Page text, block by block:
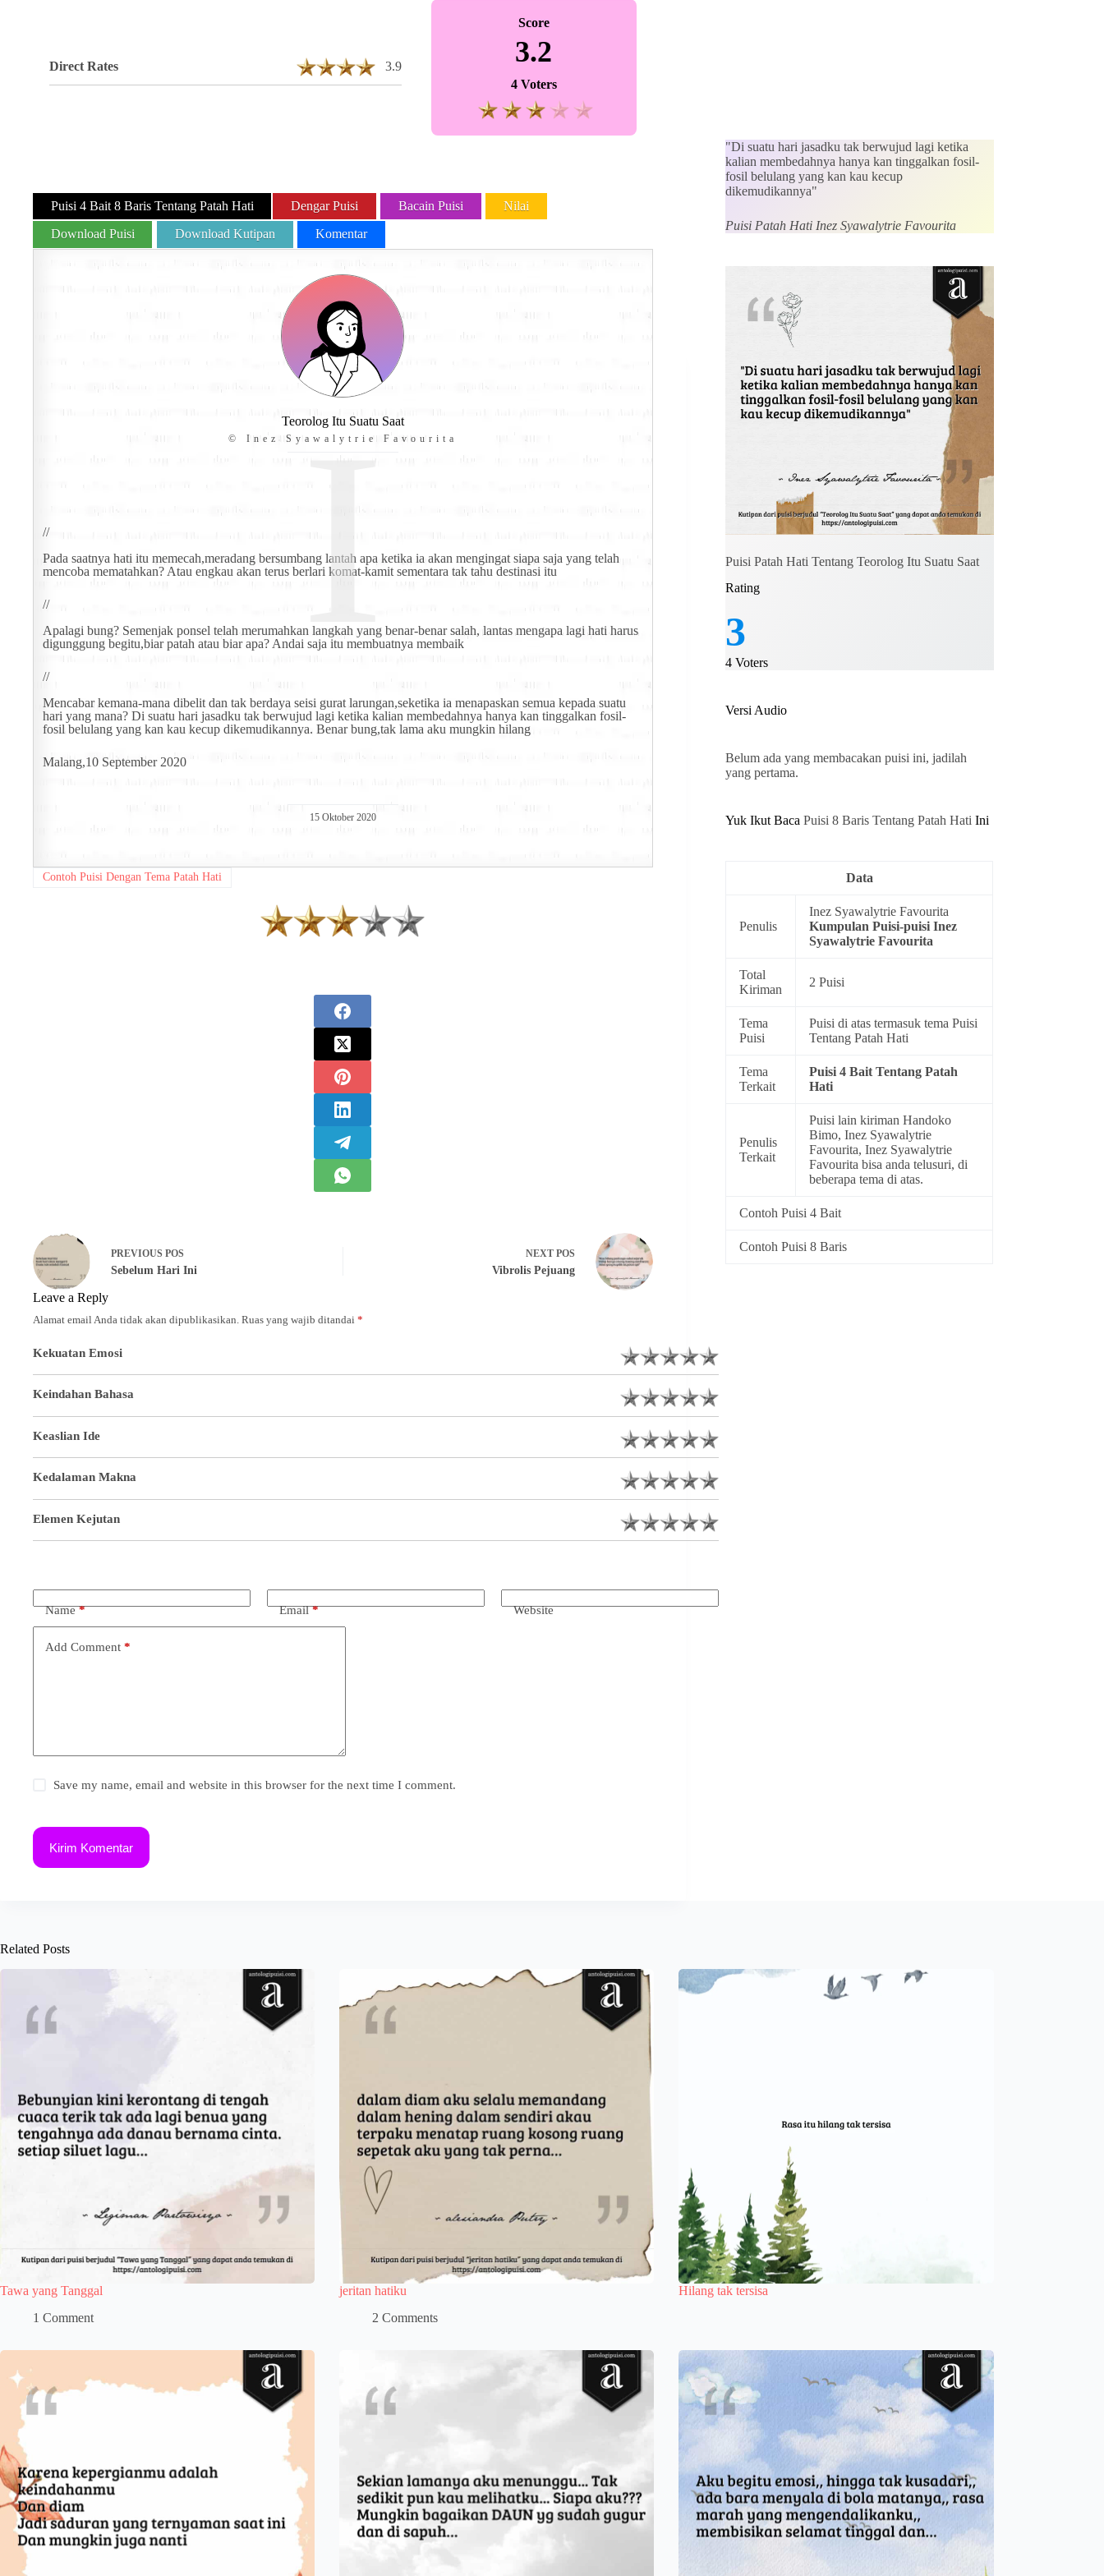
Direct Rates 3.9
Score
3.2
4 Voters
Puisi 4 Bait 8 Baris Tentang Patah Hati Dengar Puisi Bacain Puisi Nilai
Download Puisi Download Kutipan Komentar
I
Teorolog Itu Suatu Saat
© Inez Syawalytrie Favourita
//
Pada saatnya hati itu memecah,meradang bersumbang lantah apa ketika ia akan mengingat siapa saja yang telah
mencoba mematahkan? Atau engkau akan terus berlari komat-kamit sementara tak tahu destinasi itu
//
Apalagi bung? Semenjak ponsel telah merumahkan langkah yang benar-benar salah, lantas mengapa lagi hati harus
digunggung begitu,biar patah atau biar apa? Andai saja itu membuatnya membaik
//
Mencabar kemana-mana dibelit dan tak berdaya seisi gurat larungan,seketika ia menapaskan semua kepada suatu
hari yang mana? Di suatu hari jasadku tak berwujud lagi ketika kalian membedahnya hanya kan tinggalkan fosil-
fosil belulang yang kan kau kecup dikemudikannya. Benar bung,tak lama aku mungkin hilang
Malang,10 September 2020
15 Oktober 2020
Contoh Puisi Dengan Tema Patah Hati
PREVIOUS POS
Sebelum Hari Ini
NEXT POS
Vibrolis Pejuang
Leave a Reply
Alamat email Anda tidak akan dipublikasikan. Ruas yang wajib ditandai *
Kekuatan Emosi
Keindahan Bahasa
Keaslian Ide
Kedalaman Makna
Elemen Kejutan
Name* Email* Website
Add Comment *
Save my name, email and website in this browser for the next time I comment.
Kirim Komentar
"Di suatu hari jasadku tak berwujud lagi ketika
kalian membedahnya hanya kan tinggalkan fosil-
fosil belulang yang kan kau kecup
dikemudikannya"
Puisi Patah Hati Inez Syawalytrie Favourita
Puisi Patah Hati Tentang Teorolog Itu Suatu Saat
Rating
3
4 Voters
Versi Audio
Belum ada yang membacakan puisi ini, jadilah
yang pertama.
Yuk Ikut BacaPuisi 8 Baris Tentang Patah HatiIni
Data
Penulis
Inez Syawalytrie Favourita
KumpulanPuisi-puisi Inez
Syawalytrie Favourita
Total
Kiriman
2 Puisi
Tema
Puisi
Puisi di atas termasuk temaPuisi
Tentang Patah Hati
Tema
Terkait
Puisi 4 Bait Tentang Patah
Hati
Penulis
Terkait
Puisi lain kiriman Handoko
Bimo, Inez Syawalytrie
Favourita, Inez Syawalytrie
Favourita bisa anda telusuri, di
beberapa tema di atas.
Contoh Puisi 4 Bait
Contoh Puisi 8 Baris
Related Posts
Tawa yang Tanggal
1 Comment
jeritan hatiku
2 Comments
Hilang tak tersisa